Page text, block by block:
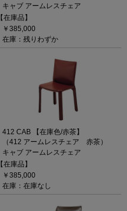
キャブ アームレスチェア
【在庫品】
￥385,000
在庫：残りわずか
412 CAB 【在庫色/赤茶】
（412 アームレスチェア 赤茶）
キャブ アームレスチェア
【在庫品】
￥385,000
在庫：在庫なし